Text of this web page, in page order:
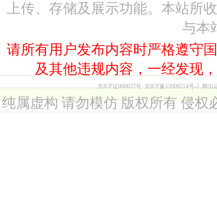
上传、存储及展示功能。本站所
与本
请所有用户发布内容时严格遵守
及其他违规内容，一经发现
京ICP证080637号 京ICP备12006214号-2 网出
纯属虚构 请勿模仿 版权所有 侵权